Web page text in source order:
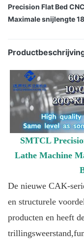
Precision Flat Bed
Maximale snijlengte
SMTCL
Lathe Machine
De nieuwe CAK-
en structurele
producten en heeft